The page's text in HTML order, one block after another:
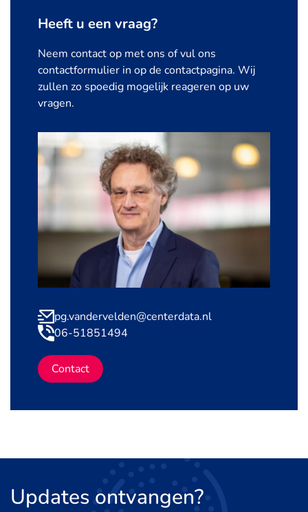
Heeft u een vraag?
Neem contact op met ons of vul ons
contactformulier in op de contactpagina. Wij
zullen zo spoedig mogelijk reageren op uw
vragen.
pg.vandervelden@centerdata.nl
06-51851494
Contact
Updates ontvangen?